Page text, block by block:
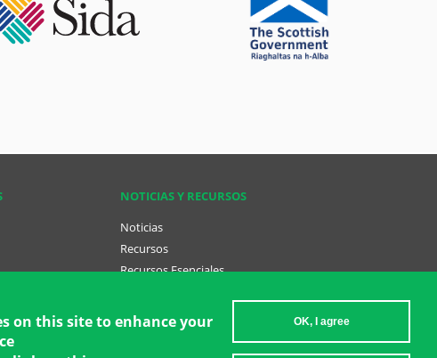
NOTICIAS Y RECURSOS
Noticias
Recursos
Recursos Esenciales
on this site to enhance your
OK, I agree